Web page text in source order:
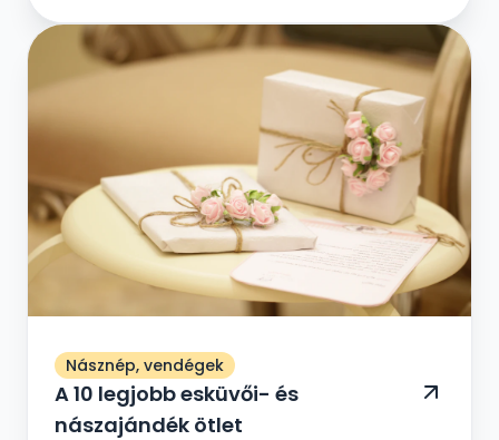
menyasszony örökre hátat fordít régi
életének, és feleséggé válik. Ám előtte még
egy utolsó közös eseményt tart a
legkedvesebb barátnőivel, a hol vicces
játékokkal, fontos kérdés-válaszokkal, és
egy fergeteges bulival ünneplik meg a régi
időszak lezárását és az új időszak
megkezdését.
Násznép, vendégek
A 10 legjobb esküvői- és
nászajándék ötlet